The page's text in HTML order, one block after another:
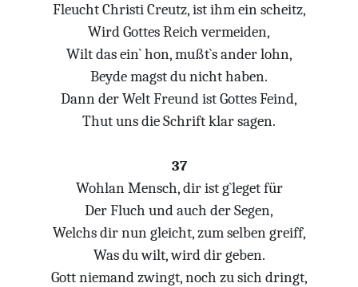
Fleucht Christi Creutz, ist ihm ein scheitz,
Wird Gottes Reich vermeiden,
Wilt das ein` hon, mußt`s ander lohn,
Beyde magst du nicht haben.
Dann der Welt Freund ist Gottes Feind,
Thut uns die Schrift klar sagen.
37
Wohlan Mensch, dir ist g`leget für
Der Fluch und auch der Segen,
Welchs dir nun gleicht, zum selben greiff,
Was du wilt, wird dir geben.
Gott niemand zwingt, noch zu sich dringt,